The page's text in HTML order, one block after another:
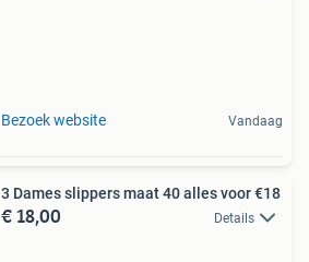
Bezoek website Vandaag
3 Dames slippers maat 40 alles voor €18
€ 18,00 Details